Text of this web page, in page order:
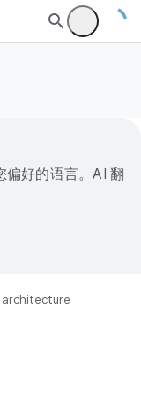
好的语言。AI 翻
architecture